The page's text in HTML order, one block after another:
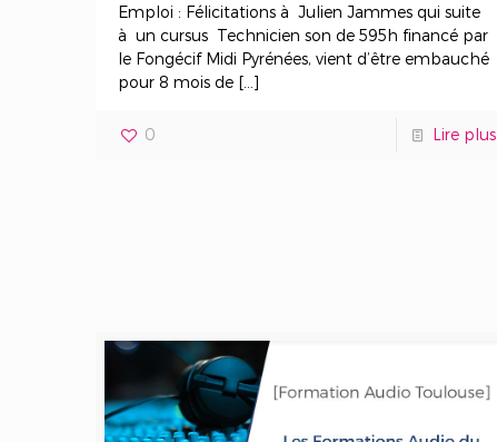
Emploi : Félicitations à Julien Jammes qui suite
à un cursus Technicien son de 595h financé par
le Fongécif Midi Pyrénées, vient d’être embauché
pour 8 mois de […]
0 Lire plus